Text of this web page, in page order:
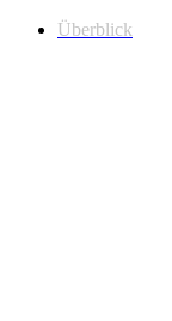
Überblick